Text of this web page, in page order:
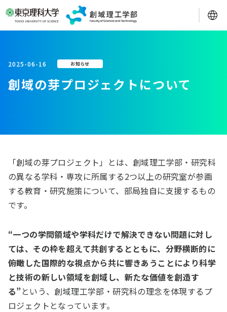
2025-06-16 お知らせ
創域の芽プロジェクトについて
「創域の芽プロジェクト」とは、創域理工学部・研究科
の異なる学科・専攻に所属する2つ以上の研究室が参画
する教育・研究施策について、部局独自に支援するもの
です。
“一つの学問領域や学科だけで解決できない問題に対し
ては、その枠を超えて共創するとともに、分野横断的に
俯瞰した国際的な視点から共に響きあうことにより科学
と技術の新しい領域を創域し、新たな価値を創造す
る”という、創域理工学部・研究科の理念を体現するプ
ロジェクトとなっています。